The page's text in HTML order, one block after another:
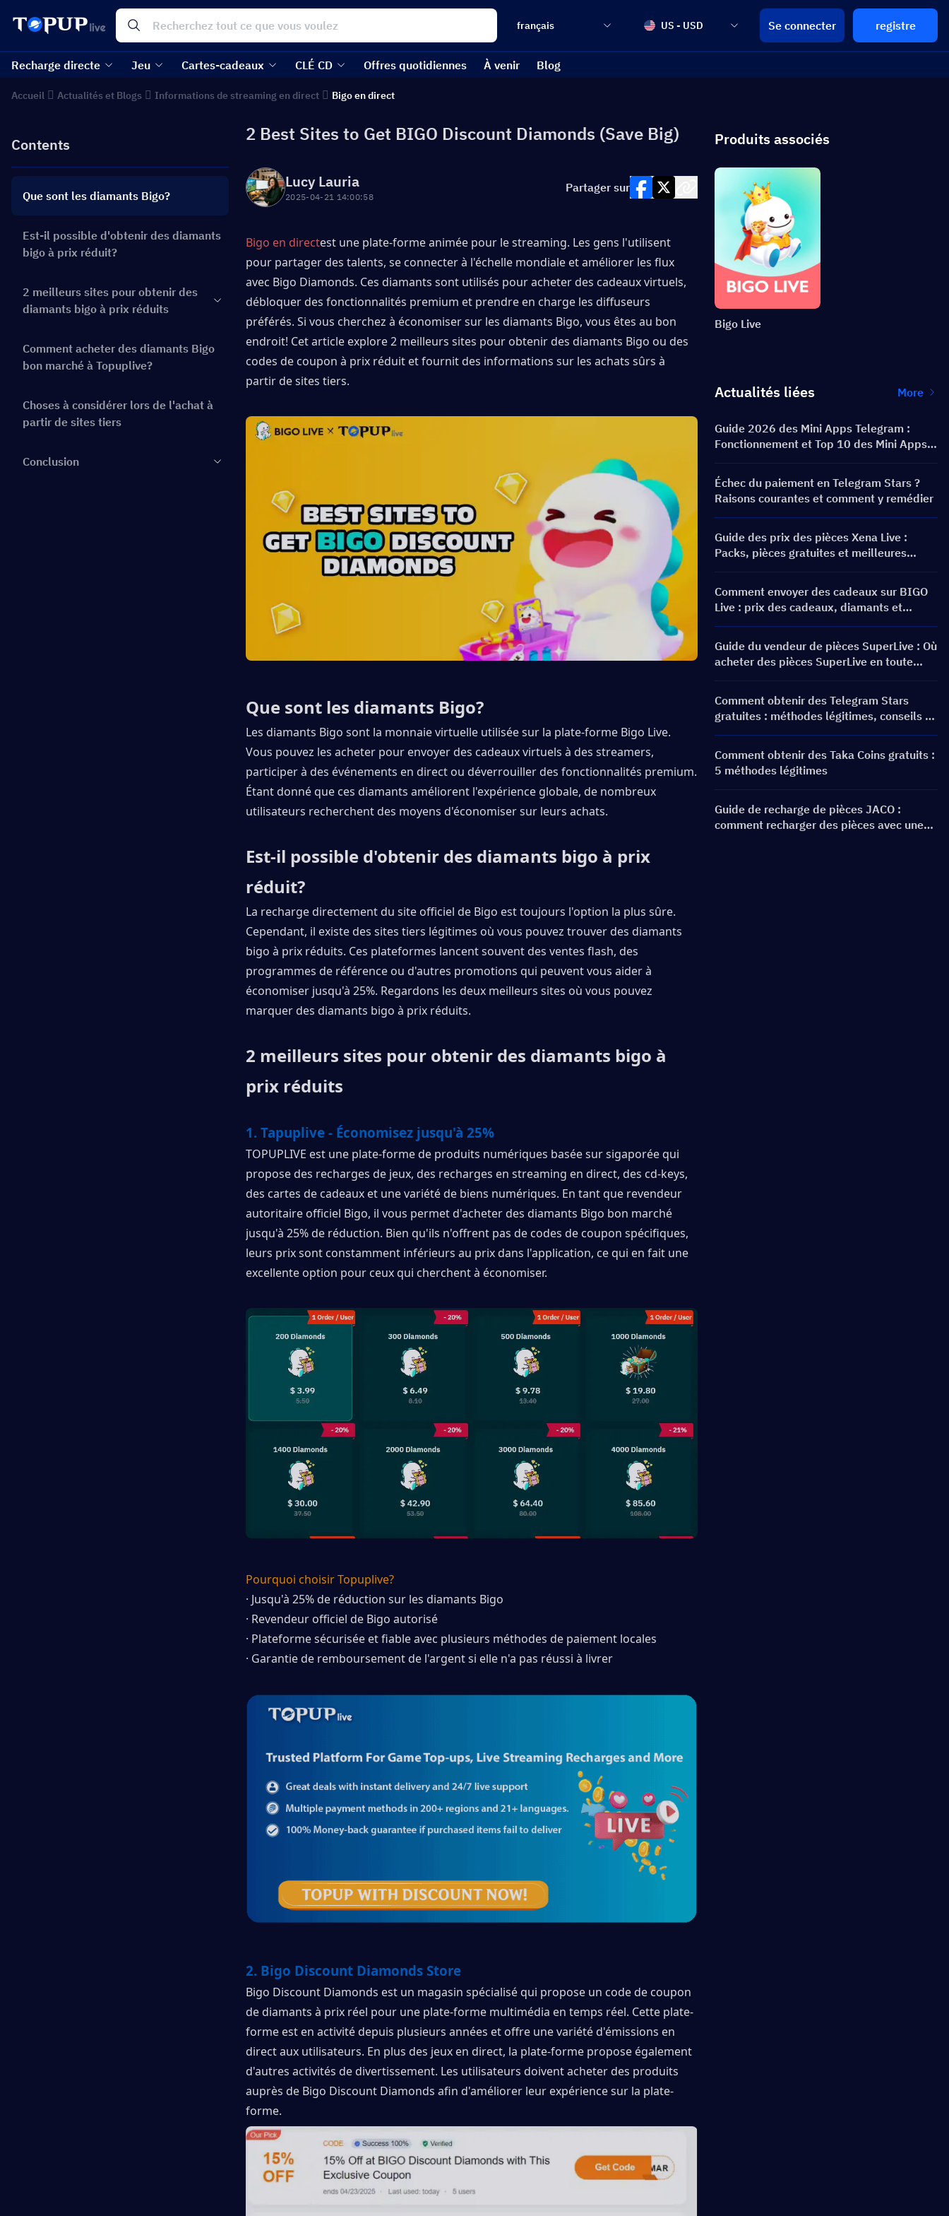
français US - USD Se connecter registre
Recharge directe Jeu Cartes-cadeaux CLÉ CD Offres quotidiennes À venir Blog
Accueil Actualités et Blogs Informations de streaming en direct Bigo en direct
Contents
Que sont les diamants Bigo?
Est-il possible d'obtenir des diamants
bigo à prix réduit?
2 meilleurs sites pour obtenir des
diamants bigo à prix réduits
Comment acheter des diamants Bigo
bon marché à Topuplive?
Choses à considérer lors de l'achat à
partir de sites tiers
Conclusion
2 Best Sites to Get BIGO Discount Diamonds (Save Big)
Lucy Lauria
2025-04-21 14:00:58
Partager sur
Bigo en directest une plate-forme animée pour le streaming. Les gens l'utilisent
pour partager des talents, se connecter à l'échelle mondiale et améliorer les flux
avec Bigo Diamonds. Ces diamants sont utilisés pour acheter des cadeaux virtuels,
débloquer des fonctionnalités premium et prendre en charge les diffuseurs
préférés. Si vous cherchez à économiser sur les diamants Bigo, vous êtes au bon
endroit! Cet article explore 2 meilleurs sites pour obtenir des diamants Bigo ou des
codes de coupon à prix réduit et fournit des informations sur les achats sûrs à
partir de sites tiers.
Que sont les diamants Bigo?
Les diamants Bigo sont la monnaie virtuelle utilisée sur la plate-forme Bigo Live.
Vous pouvez les acheter pour envoyer des cadeaux virtuels à des streamers,
participer à des événements en direct ou déverrouiller des fonctionnalités premium.
Étant donné que ces diamants améliorent l'expérience globale, de nombreux
utilisateurs recherchent des moyens d'économiser sur leurs achats.
Est-il possible d'obtenir des diamants bigo à prix
réduit?
La recharge directement du site officiel de Bigo est toujours l'option la plus sûre.
Cependant, il existe des sites tiers légitimes où vous pouvez trouver des diamants
bigo à prix réduits. Ces plateformes lancent souvent des ventes flash, des
programmes de référence ou d'autres promotions qui peuvent vous aider à
économiser jusqu'à 25%. Regardons les deux meilleurs sites où vous pouvez
marquer des diamants bigo à prix réduits.
2 meilleurs sites pour obtenir des diamants bigo à
prix réduits
1. Tapuplive - Économisez jusqu'à 25%
TOPUPLIVE est une plate-forme de produits numériques basée sur sigaporée qui
propose des recharges de jeux, des recharges en streaming en direct, des cd-keys,
des cartes de cadeaux et une variété de biens numériques. En tant que revendeur
autoritaire officiel Bigo, il vous permet d'acheter des diamants Bigo bon marché
jusqu'à 25% de réduction. Bien qu'ils n'offrent pas de codes de coupon spécifiques,
leurs prix sont constamment inférieurs au prix dans l'application, ce qui en fait une
excellente option pour ceux qui cherchent à économiser.
Pourquoi choisir Topuplive?
· Jusqu'à 25% de réduction sur les diamants Bigo
· Revendeur officiel de Bigo autorisé
· Plateforme sécurisée et fiable avec plusieurs méthodes de paiement locales
· Garantie de remboursement de l'argent si elle n'a pas réussi à livrer
2. Bigo Discount Diamonds Store
Bigo Discount Diamonds est un magasin spécialisé qui propose un code de coupon
de diamants à prix réel pour une plate-forme multimédia en temps réel. Cette plate-
forme est en activité depuis plusieurs années et offre une variété d'émissions en
direct aux utilisateurs. En plus des jeux en direct, la plate-forme propose également
d'autres activités de divertissement. Les utilisateurs doivent acheter des produits
auprès de Bigo Discount Diamonds afin d'améliorer leur expérience sur la plate-
forme.
Produits associés
Bigo Live
Actualités liées More
Guide 2026 des Mini Apps Telegram :
Fonctionnement et Top 10 des Mini Apps
Telegram les plus populaires
Échec du paiement en Telegram Stars ?
Raisons courantes et comment y remédier
Guide des prix des pièces Xena Live :
Packs, pièces gratuites et meilleures
méthodes de recharge
Comment envoyer des cadeaux sur BIGO
Live : prix des cadeaux, diamants et
conseils
Guide du vendeur de pièces SuperLive : Où
acheter des pièces SuperLive en toute
sécurité et facilement
Comment obtenir des Telegram Stars
gratuites : méthodes légitimes, conseils et
alternatives sûres
Comment obtenir des Taka Coins gratuits :
5 méthodes légitimes
Guide de recharge de pièces JACO :
comment recharger des pièces avec une